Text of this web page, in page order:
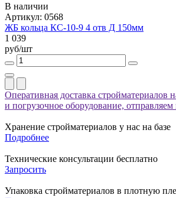
В наличии
Артикул: 0568
ЖБ кольца КС-10-9 4 отв Д 150мм
1 039
руб/шт
Оперативная доставка стройматериалов
и погрузочное оборудование, отправляем
Хранение стройматериалов у нас на базе
Подробнее
Технические консультации бесплатно
Запросить
Упаковка стройматериалов в плотную